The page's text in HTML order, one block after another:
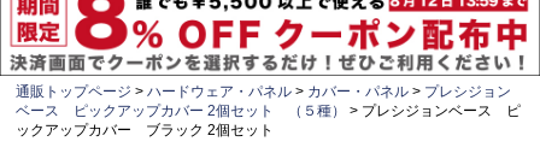
通販トップページ ハードウェア・パネル カバー・パネル
プレシジョン
ベース ピックアップカバー 2個セット （５種）
プレシジョンベース ピ
ックアップカバー ブラック 2個セット